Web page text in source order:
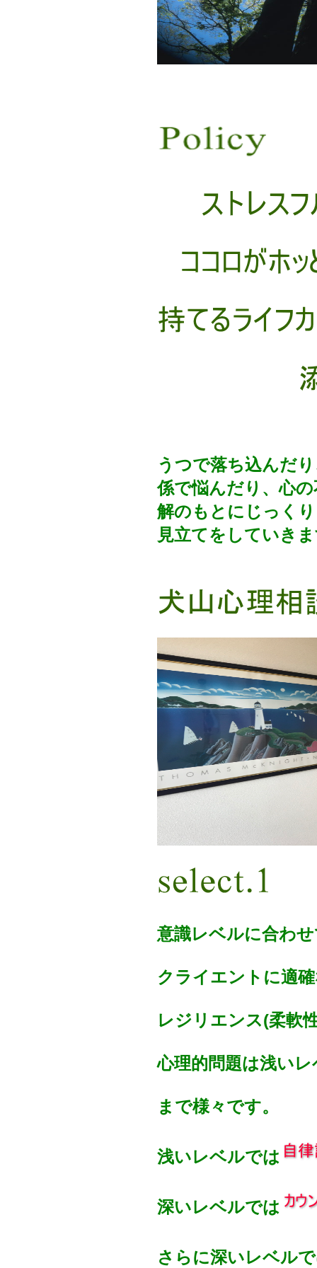
うつで落ち込んだ
係で悩んだり、心
解のもとにじっく
見立てをしていき
意識レベルに合わ
クライエントに適
レジリエンス(柔軟
心理的問題は浅い
まで様々です。
浅いレベルでは
深いレベルでは
さらに深いレベル